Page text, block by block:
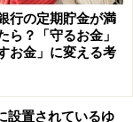
のよいSBI新生
イレクト円定期
は一線を画す好
ます。
行の定期貯金が満
ら？「守るお金」
お金」に変える考
設置されているゆ